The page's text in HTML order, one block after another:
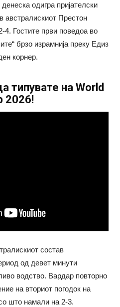
одигра пријателски
австралискиот Престон
4. Гостите први поведоа во
брзо израмнија преку Едиз
корнер.
на World
2026!
состав
од девет минути
водство. Вардар повторно
на вториот погодок на
што намали на 2-3.